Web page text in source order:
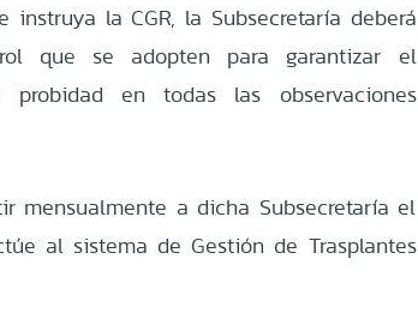
la CGR, la Subsecretaría deberá
que se adopten para garantizar el
en todas las observaciones
mensualmente a dicha Subsecretaría el
al sistema de Gestión de Trasplantes